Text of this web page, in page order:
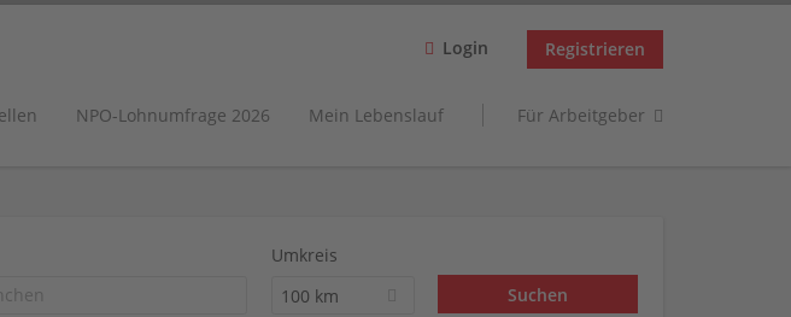
Login Registrieren
NPO-Lohnumfrage 2026 Mein Lebenslauf Für Arbeitgeber
Umkreis
100 km